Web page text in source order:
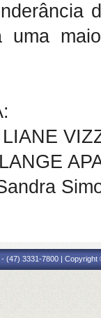
uma
(47) 3331-7800 |